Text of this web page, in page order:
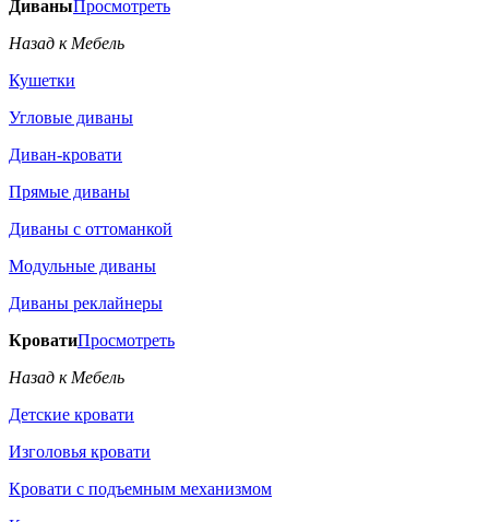
ДиваныПросмотреть
Назад к Мебель
Кушетки
Угловые диваны
Диван-кровати
Прямые диваны
Диваны с оттоманкой
Модульные диваны
Диваны реклайнеры
КроватиПросмотреть
Назад к Мебель
Детские кровати
Изголовья кровати
Кровати с подъемным механизмом